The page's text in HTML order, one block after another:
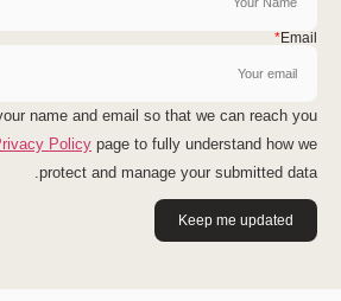
Email
*
name and email so that we can reach you
Policy page to fully understand how we
protect and manage your submitted data.
Keep me updated